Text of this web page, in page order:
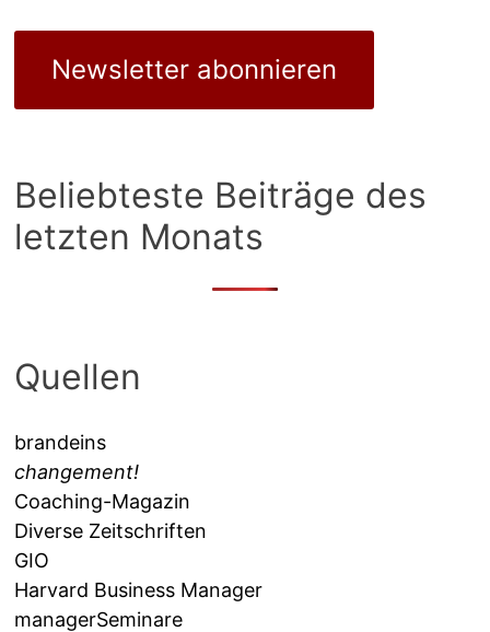
Newsletter abonnieren
Beliebteste Beiträge des
letzten Monats
Quellen
brandeins
changement!
Coaching-Magazin
Diverse Zeitschriften
GIO
Harvard Business Manager
managerSeminare